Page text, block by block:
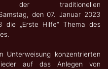
der traditionellen
den 07. Januar 2023
die „Erste Hilfe“ Thema des
Unterweisung konzentrierten
auf das Anlegen von